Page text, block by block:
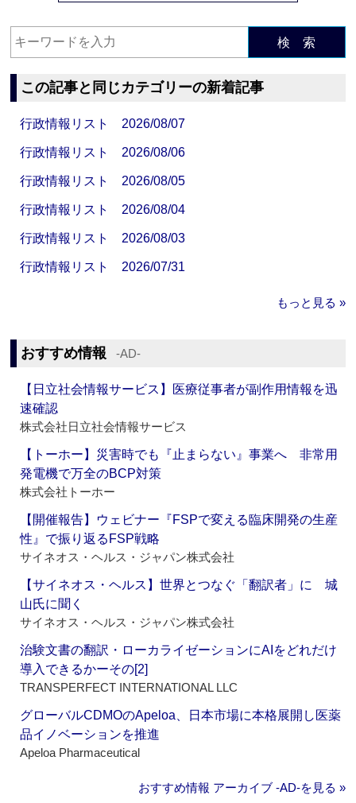
検 索
この記事と同じカテゴリーの新着記事
行政情報リスト 2026/08/07
行政情報リスト 2026/08/06
行政情報リスト 2026/08/05
行政情報リスト 2026/08/04
行政情報リスト 2026/08/03
行政情報リスト 2026/07/31
もっと見る »
おすすめ情報 ‐AD‐
【日立社会情報サービス】医療従事者が副作用情報を迅
速確認
株式会社日立社会情報サービス
【トーホー】災害時でも『止まらない』事業へ 非常用
発電機で万全のBCP対策
株式会社トーホー
【開催報告】ウェビナー『FSPで変える臨床開発の生産
性』で振り返るFSP戦略
サイネオス・ヘルス・ジャパン株式会社
【サイネオス・ヘルス】世界とつなぐ「翻訳者」に 城
山氏に聞く
サイネオス・ヘルス・ジャパン株式会社
治験文書の翻訳・ローカライゼーションにAIをどれだけ
導入できるかーその[2]
TRANSPERFECT INTERNATIONAL LLC
グローバルCDMOのApeloa、日本市場に本格展開し医薬
品イノベーションを推進
Apeloa Pharmaceutical
おすすめ情報 アーカイブ ‐AD‐を見る »